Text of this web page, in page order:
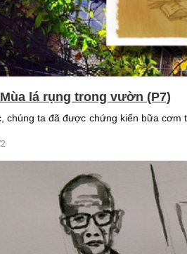
lá rụng trong vườn (P7)
chúng ta đã được chứng kiến bữa cơm